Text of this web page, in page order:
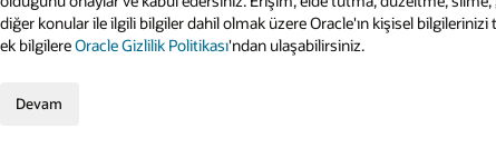
diğer konular ile ilgili bilgiler dahil olmak üzere Oracle'ın kişisel bilgilerinizi
ek bilgilereOracle Gizlilik Politikası'ndan ulaşabilirsiniz.
Devam